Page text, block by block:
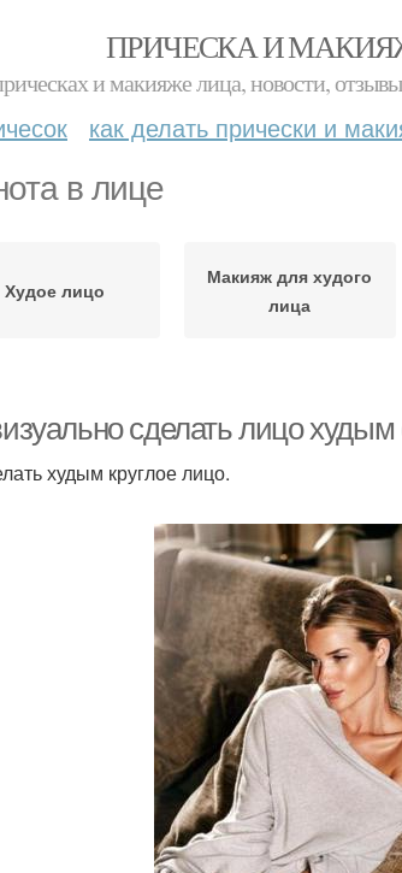
ПРИЧЕСКА И
и макияже лица, новости,
как делать прически и
в лице
Худое лицо
Макияж для худого
лица
сделать лицо
худым круглое лицо.